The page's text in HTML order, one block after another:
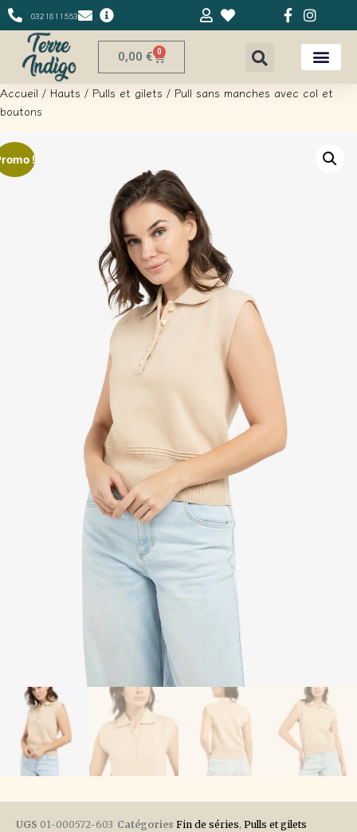
0321811553
0,00 € 0
Accueil / Hauts / Pulls et gilets / Pull sans manches avec col et
boutons
!
UGS 01-000572-603 Catégories Fin de séries, Pulls et gilets